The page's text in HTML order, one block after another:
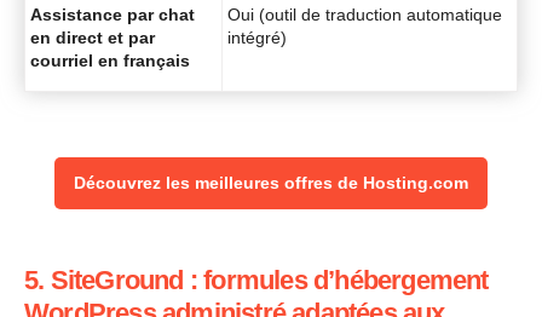
Assistance par chat
en direct et par
courriel en français
Oui (outil de traduction automatique
intégré)
Découvrez les meilleures offres de Hosting.com
5. SiteGround : formules d’hébergement